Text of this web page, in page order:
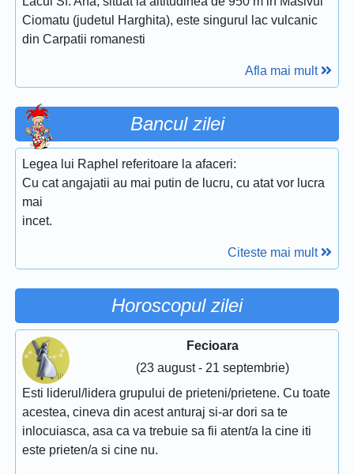
Ciomatu (judetul Harghita), este singurul lac vulcanic
din Carpatii romanesti
Afla mai mult
Bancul zilei
Legea lui Raphel referitoare la afaceri:
Cu cat angajatii au mai putin de lucru, cu atat vor lucra
mai
incet.
Citeste mai mult
Horoscopul zilei
Fecioara
(23 august - 21 septembrie)
Esti liderul/lidera grupului de prieteni/prietene. Cu toate
acestea, cineva din acest anturaj si-ar dori sa te
inlocuiasca, asa ca va trebuie sa fii atent/a la cine iti
este prieten/a si cine nu.